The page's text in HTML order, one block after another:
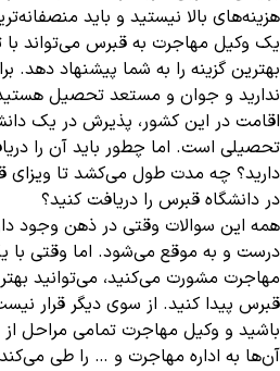
هزینه‌های بالا نیستید و باید
یک وکیل مهاجرت به قبرس می‌تواند با
بهترین گزینه را به شما پیشنهاد دهد.
ندارید و جوان و مستعد تحصیل
اقامت در این کشور، پذیرش در یک
تحصیلی است. اما چطور باید آن را
دارید؟ چه مدت طول می‌کشد تا ویزای
در دانشگاه قبرس را دریافت کنید؟
همه این سوالات وقتی در ذهن وجود
درست و به موقع می‌شود. اما وقتی
مهاجرت مشورت می‌کنید، می‌توانید
قبرس پیدا کنید. از سوی دیگر قرار
باشید و وکیل مهاجرت تمامی مراحل
آن‌ها به اداره مهاجرت و … را طی